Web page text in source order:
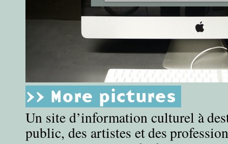
>> More pictures
Un site d’information culturel à
public, des artistes et des